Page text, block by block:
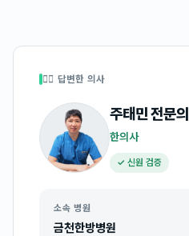
👩‍⚕️ 답변한 의사
주태민전문의
한의사
✓ 신원 검증
소속 병원
금천한방병원